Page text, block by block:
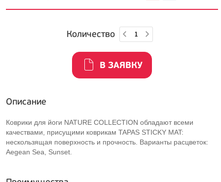
Количество
В ЗАЯВКУ
Описание
Коврики для йоги NATURE COLLECTION обладают всеми
качествами, присущими коврикам TAPAS STICKY MAT:
нескользящая поверхность и прочность. Варианты расцветок:
Aegean Sea, Sunset.